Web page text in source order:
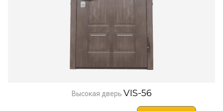
Высокая дверь VIS-56